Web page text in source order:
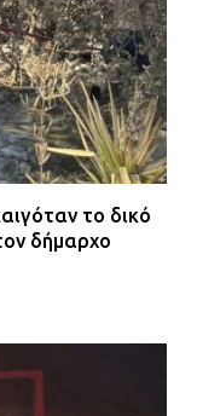
το δικό
δήμαρχο